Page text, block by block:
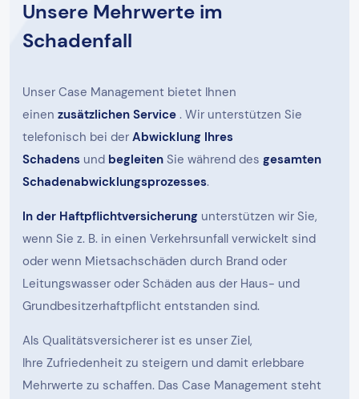
Unsere Mehrwerte im
Schadenfall
Unser Case Management bietet Ihnen
einen zusätzlichen Service . Wir unterstützen Sie
telefonisch bei der Abwicklung Ihres
Schadens und begleiten Sie während des gesamten
Schadenabwicklungsprozesses.
In der Haftpflichtversicherung unterstützen wir Sie,
wenn Sie z. B. in einen Verkehrsunfall verwickelt sind
oder wenn Mietsachschäden durch Brand oder
Leitungswasser oder Schäden aus der Haus- und
Grundbesitzerhaftpflicht entstanden sind.
Als Qualitätsversicherer ist es unser Ziel,
Ihre Zufriedenheit zu steigern und damit erlebbare
Mehrwerte zu schaffen. Das Case Management steht